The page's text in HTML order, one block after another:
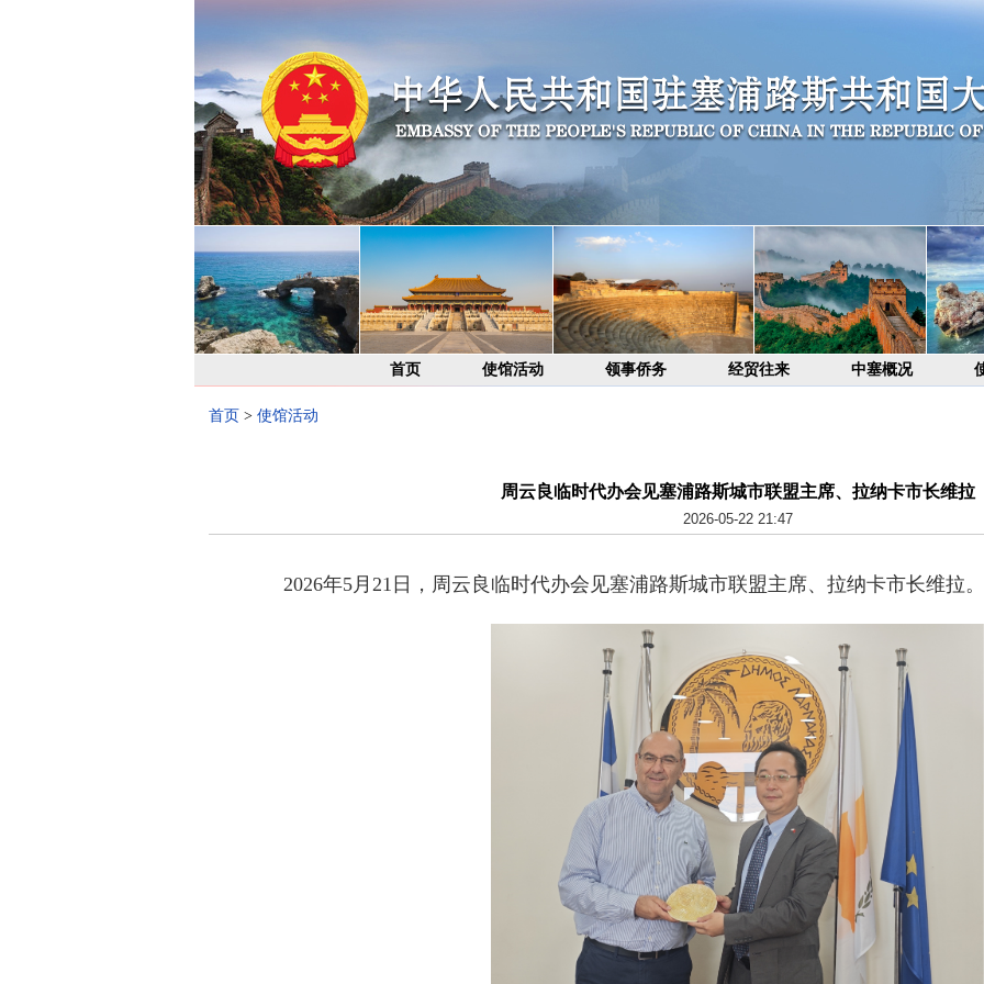
首页 使馆活动 领事侨务 经贸往来 中塞概况
首页 > 使馆活动
周云良临时代办会见塞浦路斯城市联盟主席、拉纳卡市长维拉
2026-05-22 21:47
2026年5月21日，周云良临时代办会见塞浦路斯城市联盟主席、拉纳卡市长维拉。